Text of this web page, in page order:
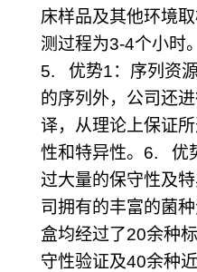
床样品及其他环境
测过程为3-4个小时。
5. 优势1：序列资
的序列外，公司还
译，从理论上保证
性和特异性。 6. 优
过大量的保守性及
司拥有的丰富的菌
盒均经过了20余种
守性验证及40余种